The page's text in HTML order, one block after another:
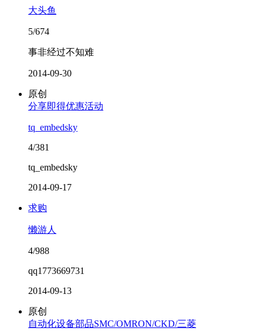
大头鱼
5/674
事非经过不知难
2014-09-30
原创
分享即得优惠活动
tq_embedsky
4/381
tq_embedsky
2014-09-17
求购
懒游人
4/988
qq1773669731
2014-09-13
原创
自动化设备部品SMC/OMRON/CKD/三菱